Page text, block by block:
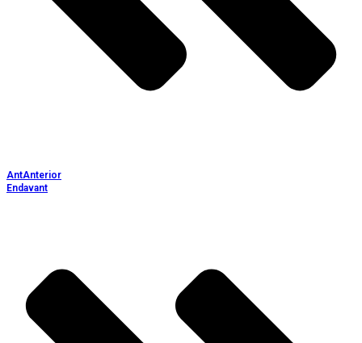
AntAnterior
Endavant